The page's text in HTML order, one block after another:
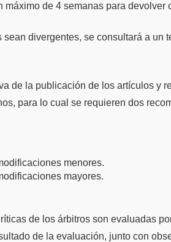
máximo de 4 semanas para devolver
divergentes, se consultará a un
de la publicación de los artículos y
para lo cual se requieren dos
menores.
mayores.
de los árbitros son evaluadas
de la evaluación, junto con